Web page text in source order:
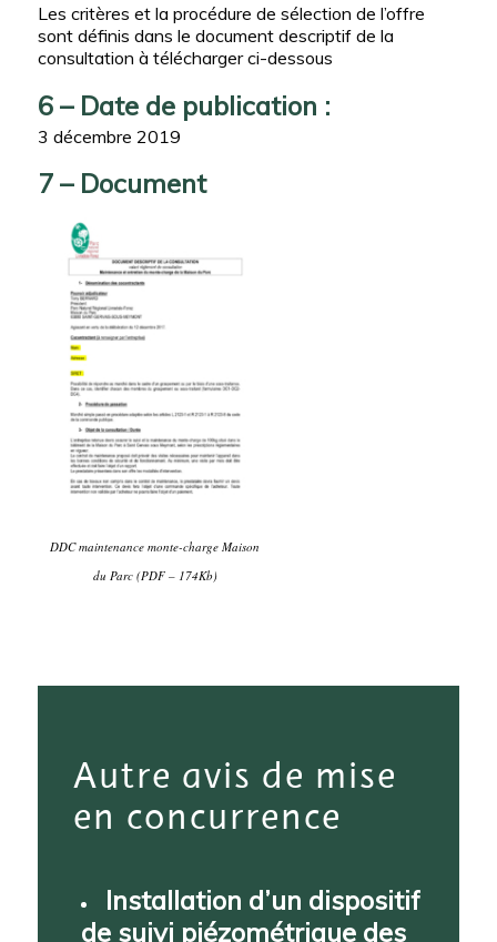
Les critères et la procédure de sélection de l’offre
sont définis dans le document descriptif de la
consultation à télécharger ci-dessous
6 – Date de publication :
3 décembre 2019
7 – Document
DDC maintenance monte-charge Maison
du Parc (PDF – 174Kb)
Autre avis de mise
en concurrence
Installation d’un dispositif
de suivi piézométrique des